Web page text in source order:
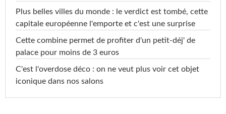
Plus belles villes du monde : le verdict est tombé, cette
capitale européenne l'emporte et c'est une surprise
Cette combine permet de profiter d'un petit-déj' de
palace pour moins de 3 euros
C'est l'overdose déco : on ne veut plus voir cet objet
iconique dans nos salons